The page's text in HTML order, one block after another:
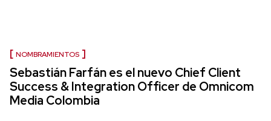
NOMBRAMIENTOS
Sebastián Farfán es el nuevo Chief Client
Success & Integration Officer de Omnicom
Media Colombia